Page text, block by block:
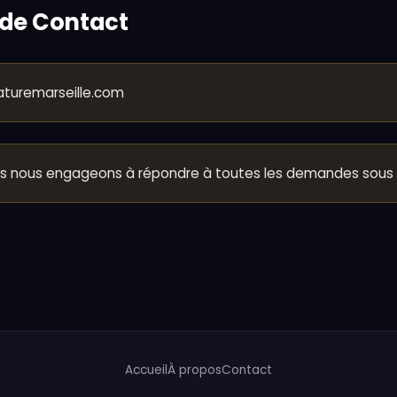
Contact
nous engageons à répondre à toutes les demandes sous
AccueilÀ proposContact